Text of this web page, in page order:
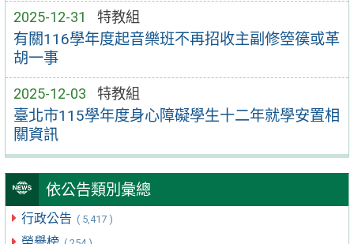
2025-12-31 特教組
有關116學年度起音樂班不再招收主副修箜篌或革
胡一事
2025-12-03 特教組
臺北市115學年度身心障礙學生十二年就學安置相
關資訊
依公告類別彙總
行政公告 ( 5,417 )